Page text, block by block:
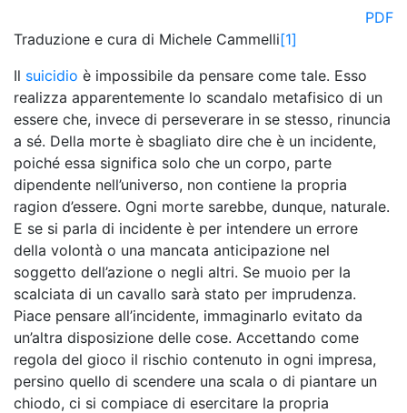
PDF
Traduzione e cura di Michele Cammelli[1]
Il suicidio è impossibile da pensare come tale. Esso
realizza apparentemente lo scandalo metafisico di un
essere che, invece di perseverare in se stesso, rinuncia
a sé. Della morte è sbagliato dire che è un incidente,
poiché essa significa solo che un corpo, parte
dipendente nell’universo, non contiene la propria
ragion d’essere. Ogni morte sarebbe, dunque, naturale.
E se si parla di incidente è per intendere un errore
della volontà o una mancata anticipazione nel
soggetto dell’azione o negli altri. Se muoio per la
scalciata di un cavallo sarà stato per imprudenza.
Piace pensare all’incidente, immaginarlo evitato da
un’altra disposizione delle cose. Accettando come
regola del gioco il rischio contenuto in ogni impresa,
persino quello di scendere una scala o di piantare un
chiodo, ci si compiace di esercitare la propria